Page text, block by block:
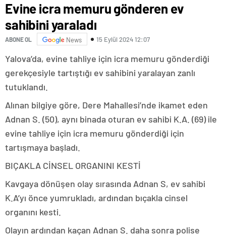
Evine icra memuru gönderen ev
sahibini yaraladı
ABONE OL News 15 Eylül 2024 12:07
Yalova’da, evine tahliye için icra memuru gönderdiği
gerekçesiyle tartıştığı ev sahibini yaralayan zanlı
tutuklandı.
Alınan bilgiye göre, Dere Mahallesi’nde ikamet eden
Adnan S. (50), aynı binada oturan ev sahibi K.A. (69) ile
evine tahliye için icra memuru gönderdiği için
tartışmaya başladı.
BIÇAKLA CİNSEL ORGANINI KESTİ
Kavgaya dönüşen olay sırasında Adnan S, ev sahibi
K.A’yı önce yumrukladı, ardından bıçakla cinsel
organını kesti.
Olayın ardından kaçan Adnan S. daha sonra polise